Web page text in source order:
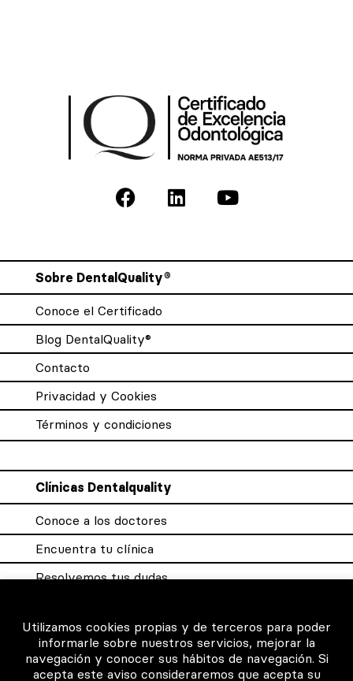
Sobre DentalQuality®
Conoce el Certificado
Blog DentalQuality®
Contacto
Privacidad y Cookies
Términos y condiciones
Clínicas Dentalquality
Conoce a los doctores
Encuentra tu clínica
Resolvemos tus dudas
Para los profesionales
Utilizamos cookies propias y de terceros para poder
informarle sobre nuestros servicios, mejorar la
navegación y conocer sus hábitos de navegación. Si
acepta este aviso consideraremos que acepta su